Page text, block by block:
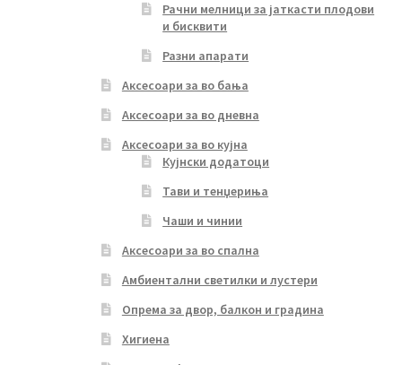
Рачни мелници за јаткасти плодови
и бисквити
Разни апарати
Аксесоари за во бања
Аксесоари за во дневна
Аксесоари за во кујна
Кујнски додатоци
Тави и тенџериња
Чаши и чинии
Аксесоари за во спална
Амбиентални светилки и лустери
Опрема за двор, балкон и градина
Хигиена